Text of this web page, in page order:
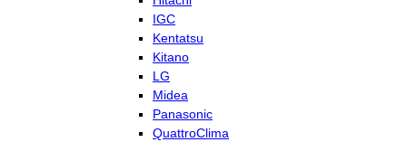
IGC
Kentatsu
Kitano
LG
Midea
Panasonic
QuattroClima